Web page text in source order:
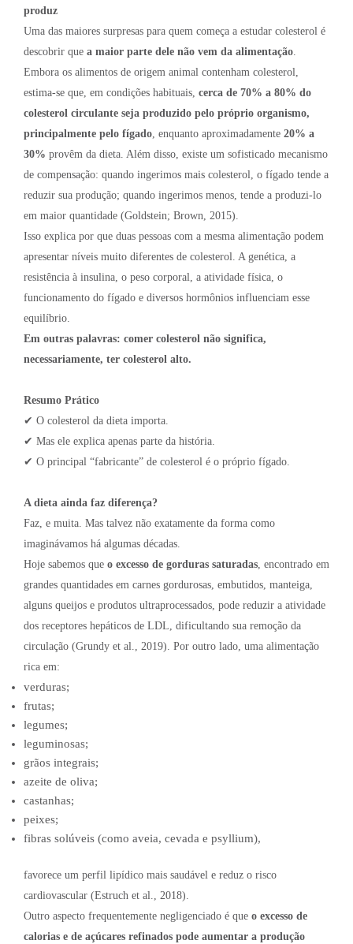
produz
Uma das maiores surpresas para quem começa a estudar colesterol é
descobrir que a maior parte dele não vem da alimentação
Embora os alimentos de origem animal contenham colesterol,
estima-se que, em condições habituais, cerca de 70% a 80% do
colesterol circulante seja produzido pelo próprio organismo,
principalmente pelo fígado , enquanto aproximadamente 20% a
30% provêm da dieta. Além disso, existe um sofisticado mecanismo
de compensação: quando ingerimos mais colesterol, o fígado tende a
reduzir sua produção; quando ingerimos menos, tende a produzi-lo
em maior quantidade (Goldstein; Brown, 2015).
Isso explica por que duas pessoas com a mesma alimentação podem
apresentar níveis muito diferentes de colesterol. A genética, a
resistência à insulina, o peso corporal, a atividade física, o
funcionamento do fígado e diversos hormônios influenciam esse
equilíbrio.
Em outras palavras: comer colesterol não significa,
necessariamente, ter colesterol alto.
Resumo Prático
✔ O colesterol da dieta importa.
✔ Mas ele explica apenas parte da história.
✔ O principal “fabricante” de colesterol é o próprio fígado.
A dieta ainda faz diferença?
Faz, e muita. Mas talvez não exatamente da forma como
imaginávamos há algumas décadas.
Hoje sabemos que o excesso de gorduras saturadas , encontrado em
grandes quantidades em carnes gordurosas, embutidos, manteiga,
alguns queijos e produtos ultraprocessados, pode reduzir a atividade
dos receptores hepáticos de LDL, dificultando sua remoção da
circulação (Grundy et al., 2019). Por outro lado, uma alimentação
rica em:
verduras;
frutas;
legumes;
leguminosas;
grãos integrais;
azeite de oliva;
castanhas;
peixes;
fibras solúveis (como aveia, cevada e psyllium),
favorece um perfil lipídico mais saudável e reduz o risco
cardiovascular (Estruch et al., 2018).
Outro aspecto frequentemente negligenciado é que o excesso de
calorias e de açúcares refinados pode aumentar a produção